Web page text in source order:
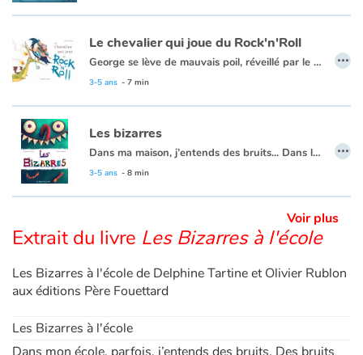
Blog
Actualités
Par thématique
Rencontres et témoignages
Contes d'ici et d'ailleurs
Autour de la lecture
Apprendre à lire
Le chevalier qui joue du Rock'n'Roll
George se lève de mauvais poil, réveillé par le fracas de la guerre. Ni une ni deux, il enfourche son cheval pour dire deux mots aux souverains bélligérants, peu enclins à mettre un terme à leur passe-temps annuel. Heureusement, le chevalier peut compter sur son talent singulier pour le sortir d'affaire. Ce n'est pas pour rien qu'on l'appelle George d'Arrisson, chevalier du Rock 'n' Roll !
3-5 ans - 7 min
…
Les bizarres
Dans ma maison, j’entends des bruits... Dans la cuisine, j’entends « GLOUPS » et dans la salle de bains, j’entends « PLOOOC » et dans la cave, j’entends « CROA ». Mais qui peut bien faire des bruits aussi bizarres ?
3-5 ans - 8 min
…
Voir plus
Extrait du livre Les Bizarres à l'école
Les Bizarres à l'école de Delphine Tartine et Olivier Rublon
aux éditions Père Fouettard
Les Bizarres à l'école